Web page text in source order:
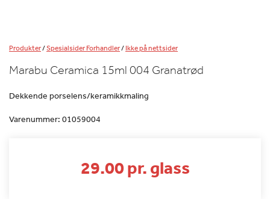
Produkter/Spesialsider Forhandler/Ikke på nettsider
Marabu Ceramica 15ml 004 Granatrød
Dekkende porselens/keramikkmaling
Varenummer: 01059004
29.00 pr. glass